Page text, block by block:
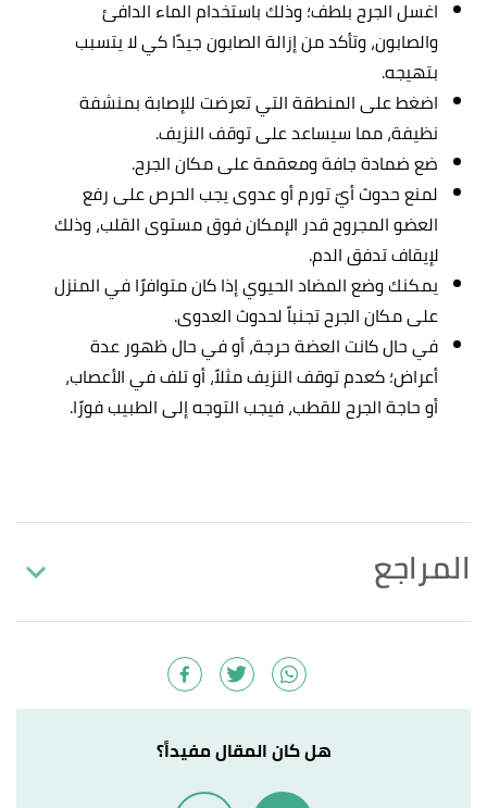
اغسل الجرح بلطف؛ وذلك باستخدام الماء الدافئ
والصابون، وتأكد من إزالة الصابون جيدًا كي لا يتسبب
بتهيجه.
اضغط على المنطقة التي تعرضت للإصابة بمنشفة
نظيفة، مما سيساعد على توقف النزيف.
ضع ضمادة جافة ومعقمة على مكان الجرح.
لمنع حدوث أيّ تورم أو عدوى يجب الحرص على رفع
العضو المجروح قدر الإمكان فوق مستوى القلب، وذلك
لإيقاف تدفق الدم.
يمكنك وضع المضاد الحيوي إذا كان متوافرًا في المنزل
على مكان الجرح تجنباً لحدوث العدوى.
في حال كانت العضة حرجة، أو في حال ظهور عدة
أعراض؛ كعدم توقف النزيف مثلاً، أو تلف في الأعصاب،
أو حاجة الجرح للقطب، فيجب التوجه إلى الطبيب فورًا.
المراجع
your blood pressure. "The Joys of Owning a Cat"
, 1/9/2020, Retrieved 31/1/2021. Edited.
Plast J (9/7/2019),"Cat bite: an injury not to
هل كان المقال مفيداً؟